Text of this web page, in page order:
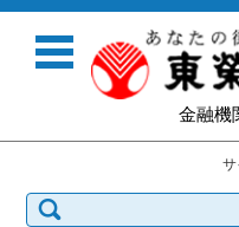
金融機
検索: